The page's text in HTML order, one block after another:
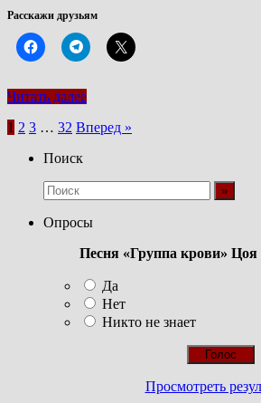
Расскажи друзьям
Читать далее
Пагинация
записей
1 2 3 … 32 Вперед »
Поиск
Опросы
Песня «Группа крови» Цоя
Да
Нет
Никто не знает
Просмотреть